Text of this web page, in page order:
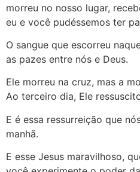
morreu no nosso lugar,
eu e você pudéssemos ter
O sangue que escorreu
as pazes entre nós e Deus.
Ele morreu na cruz, mas a
Ao terceiro dia, Ele
E é essa ressurreição que
manhã.
E esse Jesus maravilhoso,